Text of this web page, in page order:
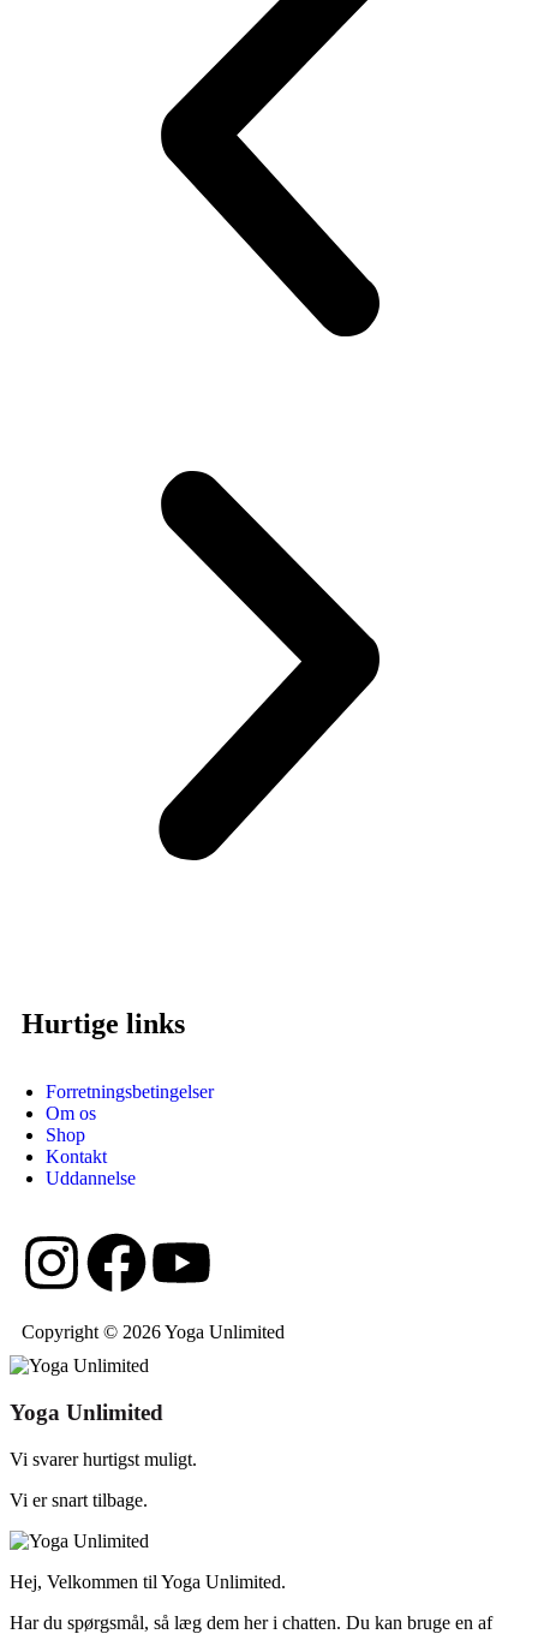
Hurtige links
Forretningsbetingelser
Om os
Shop
Kontakt
Uddannelse
Copyright © 2026 Yoga Unlimited
Yoga Unlimited
Vi svarer hurtigst muligt.
Vi er snart tilbage.
Hej, Velkommen til Yoga Unlimited.
Har du spørgsmål, så læg dem her i chatten. Du kan bruge en af